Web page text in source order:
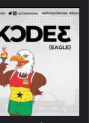
دورة
الألعاب
الإفريقية
لذوي
2023